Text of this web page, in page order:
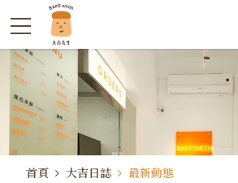
首頁 大吉日誌 最新動態